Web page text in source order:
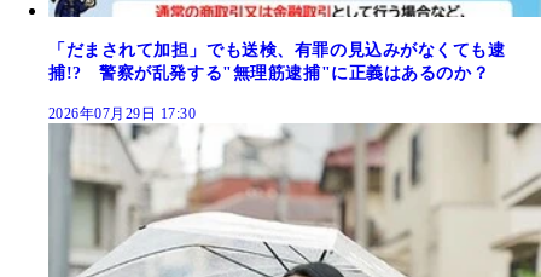
「だまされて加担」でも送検、有罪の見込みがなくても逮
捕!? 警察が乱発する"無理筋逮捕"に正義はあるのか？
2026年07月29日 17:30